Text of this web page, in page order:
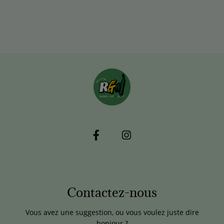
Contactez-nous
Vous avez une suggestion, ou vous voulez juste dire